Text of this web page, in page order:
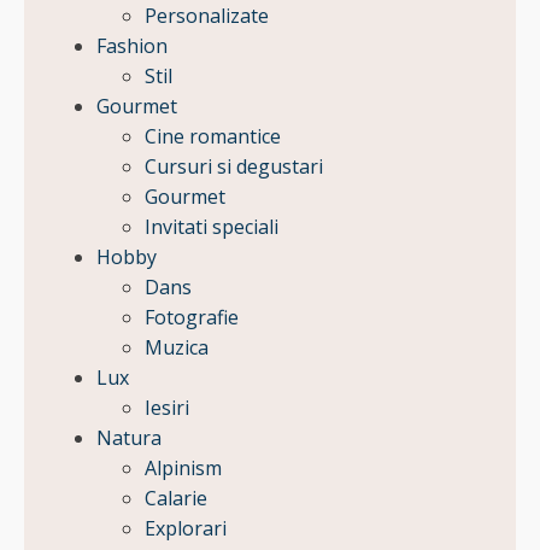
Personalizate
Fashion
Stil
Gourmet
Cine romantice
Cursuri si degustari
Gourmet
Invitati speciali
Hobby
Dans
Fotografie
Muzica
Lux
Iesiri
Natura
Alpinism
Calarie
Explorari